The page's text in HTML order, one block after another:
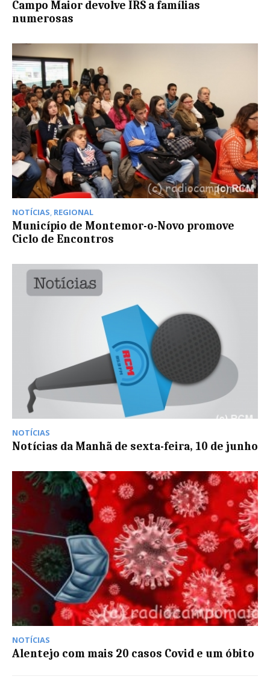
Campo Maior devolve IRS a famílias
numerosas
NOTÍCIAS, REGIONAL
Município de Montemor-o-Novo promove
Ciclo de Encontros
NOTÍCIAS
Notícias da Manhã de sexta-feira, 10 de junho
NOTÍCIAS
Alentejo com mais 20 casos Covid e um óbito